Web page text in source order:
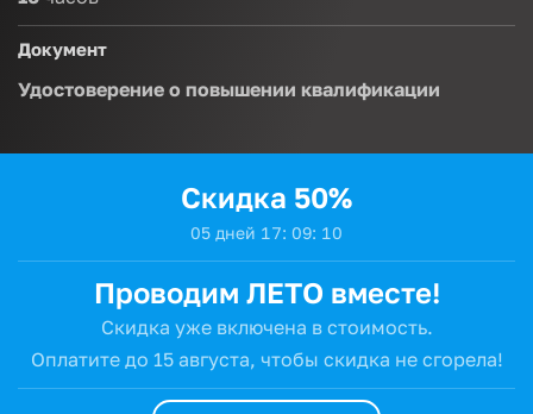
Документ
Удостоверение о повышении квалификации
Скидка 50%
05 дней 17:09: 09
Проводим ЛЕТО вместе!
Скидка уже включена в стоимость.
Оплатите до 15 августа, чтобы скидка не сгорела!